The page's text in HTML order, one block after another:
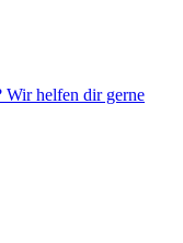
Wir helfen dir gerne